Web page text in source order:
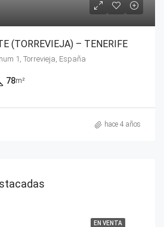
(TORREVIEJA) – TENERIFE
1, Torrevieja, España
78m²
hace 4 años
EN VENTA